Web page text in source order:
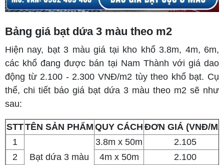
Bảng giá bạt dứa 3 màu theo m2
Hiện nay, bạt 3 màu giá tại kho khổ 3.8m, 4m, 6m,
các khổ đang được bán tại Nam Thành với giá dao
động từ 2.100 - 2.300 VNĐ/m2 tùy theo khổ bạt. Cụ
thể, chi tiết báo giá bạt dứa 3 màu theo m2 sẽ như
sau:
STTTÊN SẢN PHẨM QUY CÁCH ĐƠN GIÁ (VNĐ/
1
Bạt dứa 3 màu
3.8m x 50m
2.105
2
4m x 50m
2.100